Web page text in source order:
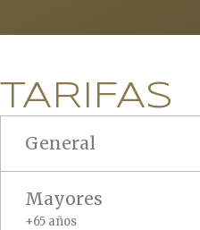
TARIFAS
General
Mayores
+65 años